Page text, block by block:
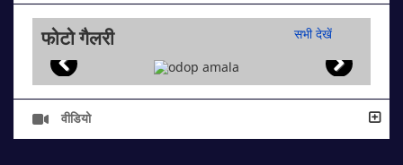
फोटो गैलरी सभी देखें
वीडियो